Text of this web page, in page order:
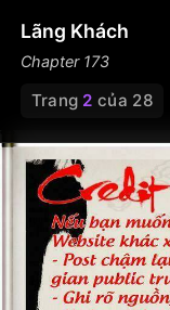
Lãng Khách
Chapter 173
Trang 2 của 28